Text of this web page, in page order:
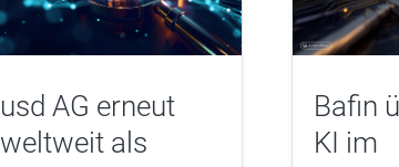
usd AG erneut
weltweit als
Bafin
KI im